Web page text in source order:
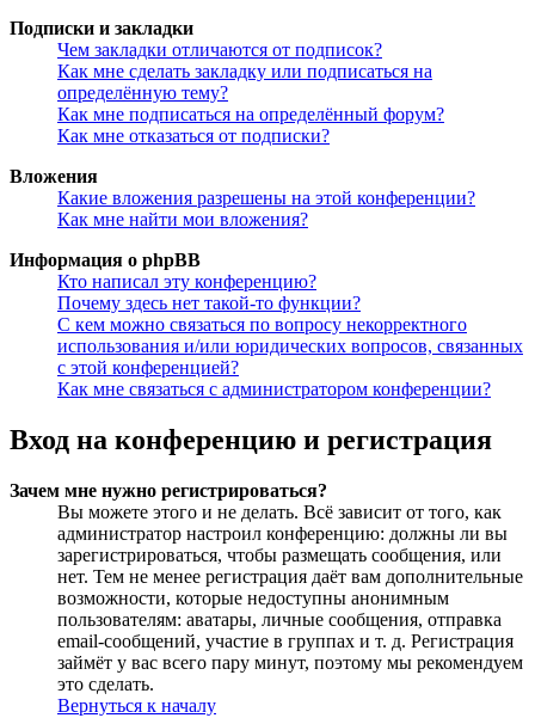
Подписки и закладки
Чем закладки отличаются от подписок?
Как мне сделать закладку или подписаться на
определённую тему?
Как мне подписаться на определённый форум?
Как мне отказаться от подписки?
Вложения
Какие вложения разрешены на этой конференции?
Как мне найти мои вложения?
Информация о phpBB
Кто написал эту конференцию?
Почему здесь нет такой-то функции?
С кем можно связаться по вопросу некорректного
использования и/или юридических вопросов, связанных
с этой конференцией?
Как мне связаться с администратором конференции?
Вход на конференцию и регистрация
Зачем мне нужно регистрироваться?
Вы можете этого и не делать. Всё зависит от того, как
администратор настроил конференцию: должны ли вы
зарегистрироваться, чтобы размещать сообщения, или
нет. Тем не менее регистрация даёт вам дополнительные
возможности, которые недоступны анонимным
пользователям: аватары, личные сообщения, отправка
email-сообщений, участие в группах и т. д. Регистрация
займёт у вас всего пару минут, поэтому мы рекомендуем
это сделать.
Вернуться к началу